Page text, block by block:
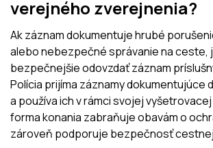
verejného zverejnenia?
Ak záznam dokumentuje hrubé
alebo nebezpečné správanie na ceste,
bezpečnejšie odovzdať záznam
Polícia prijíma záznamy dokumentujúce
a používa ich v rámci svojej
forma konania zabraňuje obavám o
zároveň podporuje bezpečnosť